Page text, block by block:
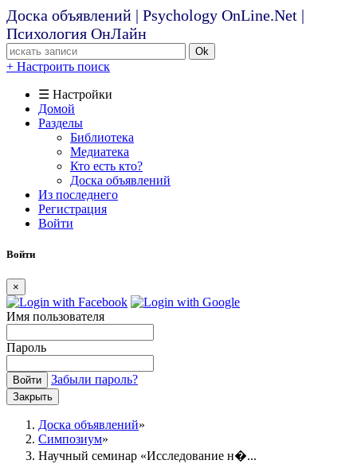
Доска объявлений | Psychology OnLine.Net |
Психология ОнЛайн
Ok
+ Настроить поиск
☰ Настройки
Домой
Разделы
Библиотека
Медиатека
Кто есть кто?
Доска объявлений
Из последнего
Регистрация
Войти
Войти
×
Имя пользователя
Пароль
Войти Забыли пароль?
Закрыть
Доска объявлений
Симпозиум
Научный семинар «Исследование н�...